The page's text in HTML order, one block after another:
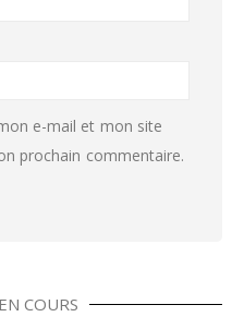
e-mail et mon site
prochain commentaire.
COURS